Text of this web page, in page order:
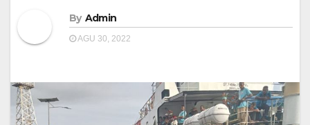
By Admin
AGU 30, 2022